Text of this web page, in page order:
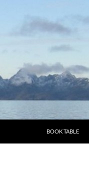
BOOK TABLE